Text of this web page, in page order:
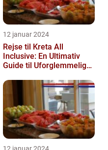
12 januar 2024
Rejse til Kreta All
Inclusive: En Ultimativ
Guide til Uforglemmelige